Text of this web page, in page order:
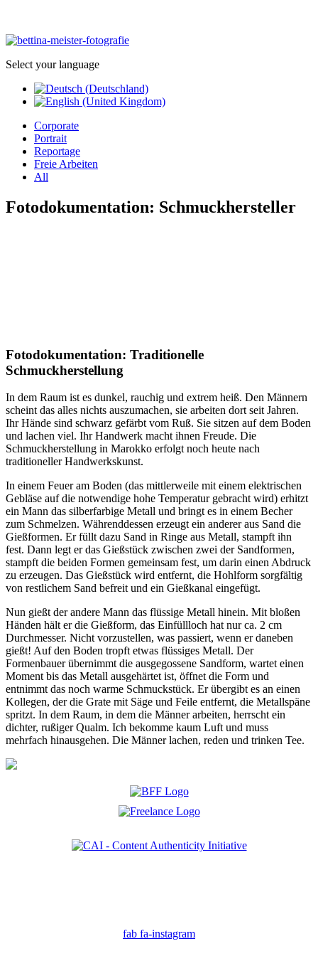
Select your language
Corporate
Portrait
Reportage
Freie Arbeiten
All
Fotodokumentation: Schmuckhersteller
Fotodokumentation: Traditionelle
Schmuckherstellung
In dem Raum ist es dunkel, rauchig und extrem heiß. Den Männern
scheint das alles nichts auszumachen, sie arbeiten dort seit Jahren.
Ihr Hände sind schwarz gefärbt vom Ruß. Sie sitzen auf dem Boden
und lachen viel. Ihr Handwerk macht ihnen Freude. Die
Schmuckherstellung in Marokko erfolgt noch heute nach
traditioneller Handwerkskunst.
In einem Feuer am Boden (das mittlerweile mit einem elektrischen
Gebläse auf die notwendige hohe Temperatur gebracht wird) erhitzt
ein Mann das silberfarbige Metall und bringt es in einem Becher
zum Schmelzen. Währenddessen erzeugt ein anderer aus Sand die
Gießformen. Er füllt dazu Sand in Ringe aus Metall, stampft ihn
fest. Dann legt er das Gießstück zwischen zwei der Sandformen,
stampft die beiden Formen gemeinsam fest, um darin einen Abdruck
zu erzeugen. Das Gießstück wird entfernt, die Hohlform sorgfältig
von restlichem Sand befreit und ein Gießkanal eingefügt.
Nun gießt der andere Mann das flüssige Metall hinein. Mit bloßen
Händen hält er die Gießform, das Einfüllloch hat nur ca. 2 cm
Durchmesser. Nicht vorzustellen, was passiert, wenn er daneben
gießt! Auf den Boden tropft etwas flüssiges Metall. Der
Formenbauer übernimmt die ausgegossene Sandform, wartet einen
Moment bis das Metall ausgehärtet ist, öffnet die Form und
entnimmt das noch warme Schmuckstück. Er übergibt es an einen
Kollegen, der die Grate mit Säge und Feile entfernt, die Metallspäne
spritzt. In dem Raum, in dem die Männer arbeiten, herrscht ein
dichter, rußiger Qualm. Ich bekomme kaum Luft und muss
mehrfach hinausgehen. Die Männer lachen, reden und trinken Tee.
fab fa-instagram